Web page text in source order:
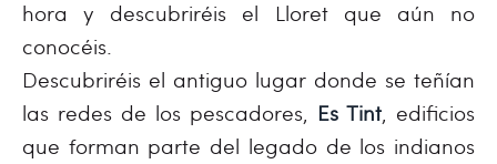
hora y descubriréis el Lloret que aún no
conocéis.
Descubriréis el antiguo lugar donde se teñían
las redes de los pescadores, Es Tint, edificios
que forman parte del legado de los indianos